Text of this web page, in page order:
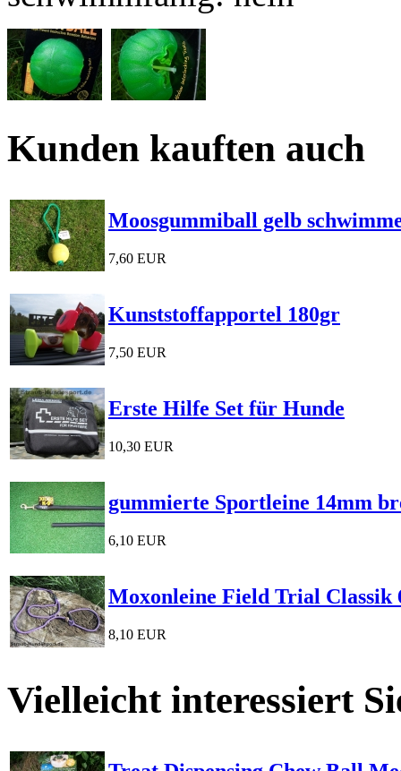
Kunden kauften auch
Moosgummiball gelb
7,60 EUR
Kunststoffapportel 180gr
7,50 EUR
Erste Hilfe Set für Hunde
10,30 EUR
gummierte Sportleine 14mm
6,10 EUR
Moxonleine Field Trial Classik
8,10 EUR
Vielleicht interessiert